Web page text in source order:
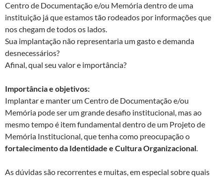
Centro de Documentação e/ou Memória dentro de uma
instituição já que estamos tão rodeados por informações que
nos chegam de todos os lados.
Sua implantação não representaria um gasto e demanda
desnecessários?
Afinal, qual seu valor e importância?
Importância e objetivos:
Implantar e manter um Centro de Documentação e/ou
Memória pode ser um grande desafio institucional, mas ao
mesmo tempo é item fundamental dentro de um Projeto de
Memória Institucional, que tenha como preocupação o
fortalecimento da Identidade e Cultura Organizacional.
As dúvidas são recorrentes e muitas, em especial sobre quais